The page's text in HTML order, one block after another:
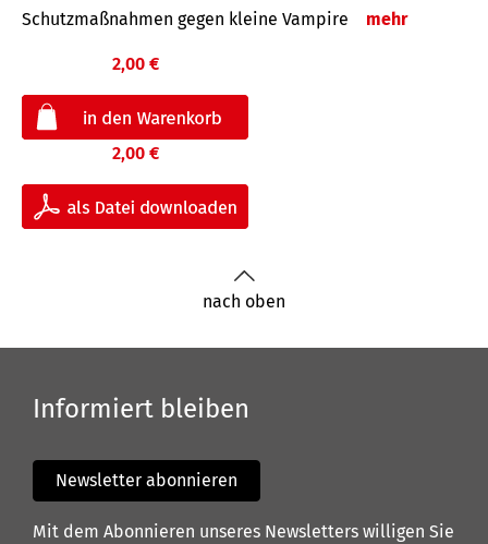
Schutz­maß­nahmen gegen kleine Vampire mehr
2,00 €
2,00 €
nach oben
Informiert bleiben
Newsletter abonnieren
Mit dem Abonnieren unseres Newsletters willigen Sie